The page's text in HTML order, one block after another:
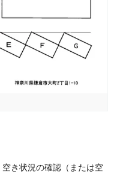
き状況の確認（または空